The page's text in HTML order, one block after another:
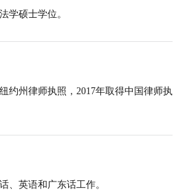
学硕士学位。
约州律师执照，2017年取得中国律师执
、英语和广东话工作。